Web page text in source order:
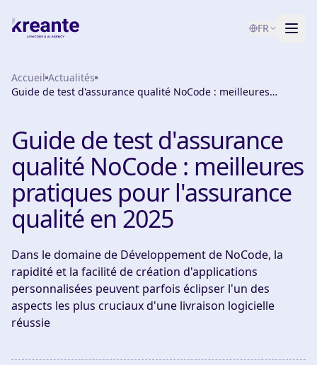
FR
Services
À propos
Test de maturité IA
Contact
Accueil Actualités
Guide de test d'assurance qualité NoCode : meilleures
Guide de test d'assurance
qualité NoCode : meilleures
pratiques pour l'assurance
qualité en 2025
Dans le domaine de Développement de NoCode, la
rapidité et la facilité de création d'applications
personnalisées peuvent parfois éclipser l'un des
aspects les plus cruciaux d'une livraison logicielle
réussie